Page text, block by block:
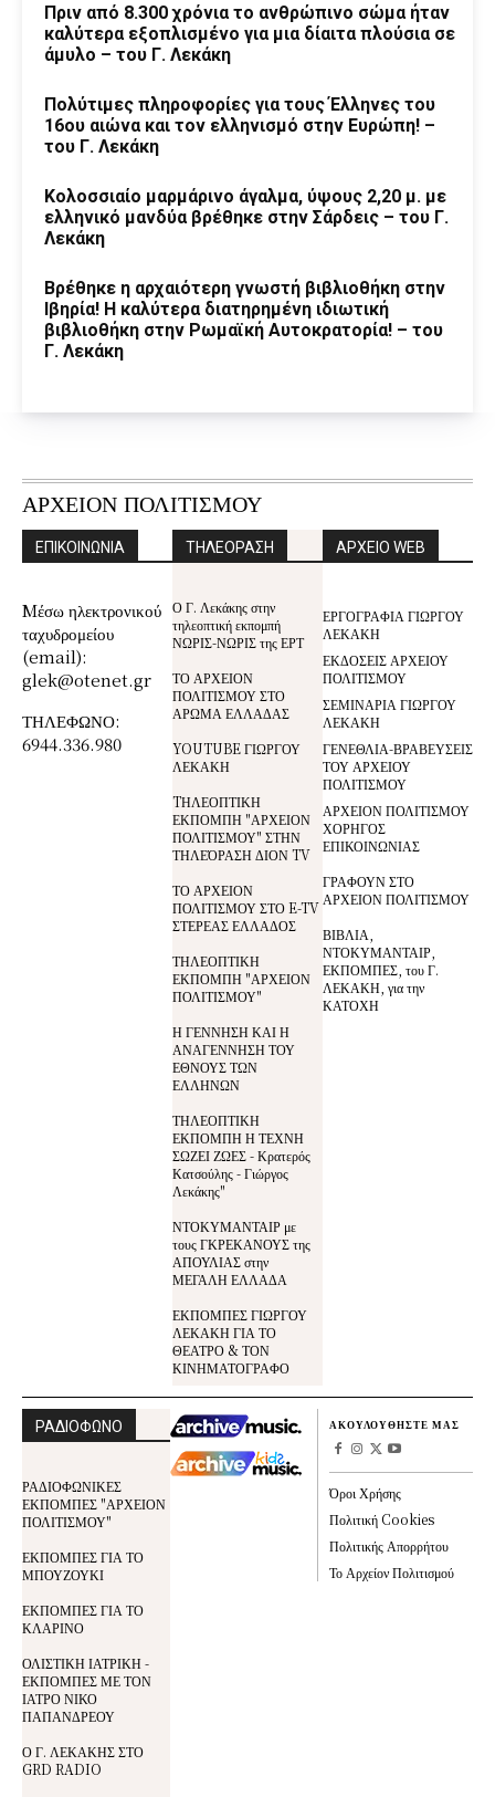
Πριν από 8.300 χρόνια το ανθρώπινο σώμα ήταν
καλύτερα εξοπλισμένο για μια δίαιτα πλούσια σε
άμυλο – του Γ. Λεκάκη
Πολύτιμες πληροφορίες για τους Έλληνες του
16ου αιώνα και τον ελληνισμό στην Ευρώπη! –
του Γ. Λεκάκη
Κολοσσιαίο μαρμάρινο άγαλμα, ύψους 2,20 μ. με
ελληνικό μανδύα βρέθηκε στην Σάρδεις – του Γ.
Λεκάκη
Βρέθηκε η αρχαιότερη γνωστή βιβλιοθήκη στην
Ιβηρία! Η καλύτερα διατηρημένη ιδιωτική
βιβλιοθήκη στην Ρωμαϊκή Αυτοκρατορία! – του
Γ. Λεκάκη
ΑΡΧΕΙΟΝ ΠΟΛΙΤΙΣΜΟΥ
ΕΠΙΚΟΙΝΩΝΙΑ
Mέσω ηλεκτρονικού
ταχυδρομείου
(email):
glek@otenet.gr
ΤΗΛΕΦΩΝΟ:
6944.336.980
ΤΗΛΕΟΡΑΣΗ
Ο Γ. Λεκάκης στην
τηλεοπτική εκπομπή
ΝΩΡΙΣ-ΝΩΡΙΣ της ΕΡΤ
ΤΟ ΑΡΧΕΙΟΝ
ΠΟΛΙΤΙΣΜΟΥ ΣΤΟ
ΑΡΩΜΑ ΕΛΛΑΔΑΣ
YOUTUBE ΓΙΩΡΓΟΥ
ΛΕΚΑΚΗ
TΗΛΕΟΠΤΙΚΗ
ΕΚΠΟΜΠΗ "ΑΡΧΕΙΟΝ
ΠΟΛΙΤΙΣΜΟΥ" ΣΤΗΝ
ΤΗΛΕΌΡΑΣΗ ΔΙΟΝ TV
ΤΟ ΑΡΧΕΙΟΝ
ΠΟΛΙΤΙΣΜΟΥ ΣΤΟ E-TV
ΣΤΕΡΕΑΣ ΕΛΛΑΔΟΣ
ΤΗΛΕΟΠΤΙΚΗ
ΕΚΠΟΜΠΗ "ΑΡΧΕΙΟΝ
ΠΟΛΙΤΙΣΜΟΥ"
Η ΓΕΝΝΗΣΗ ΚΑΙ Η
ΑΝΑΓΕΝΝΗΣΗ ΤΟΥ
ΕΘΝΟΥΣ ΤΩΝ
ΕΛΛΗΝΩΝ
ΤΗΛΕΟΠΤΙΚΗ
ΕΚΠΟΜΠΗ Η ΤΕΧΝΗ
ΣΩΖΕΙ ΖΩΕΣ - Κρατερός
Κατσούλης - Γιώργος
Λεκάκης"
ΝΤΟΚΥΜΑΝΤΑΙΡ με
τους ΓΚΡΕΚΑΝΟΥΣ της
ΑΠΟΥΛΙΑΣ στην
ΜΕΓΑΛΗ ΕΛΛΑΔΑ
ΕΚΠΟΜΠΕΣ ΓΙΩΡΓΟΥ
ΛΕΚΑΚΗ ΓΙΑ ΤΟ
ΘΕΑΤΡΟ & ΤΟΝ
ΚΙΝΗΜΑΤΟΓΡΑΦΟ
ΑΡΧΕΙΟ WEB
ΕΡΓΟΓΡΑΦΙΑ ΓΙΩΡΓΟΥ
ΛΕΚΑΚΗ
ΕΚΔΟΣΕΙΣ ΑΡΧΕΙΟΥ
ΠΟΛΙΤΙΣΜΟΥ
ΣΕΜΙΝΑΡΙΑ ΓΙΩΡΓΟΥ
ΛΕΚΑΚΗ
ΓΕΝΕΘΛΙΑ-ΒΡΑΒΕΥΣΕΙΣ
ΤΟΥ ΑΡΧΕΙΟΥ
ΠΟΛΙΤΙΣΜΟΥ
ΑΡΧΕΙΟΝ ΠΟΛΙΤΙΣΜΟΥ
ΧΟΡΗΓΟΣ
ΕΠΙΚΟΙΝΩΝΙΑΣ
ΓΡΑΦΟΥΝ ΣΤΟ
ΑΡΧΕΙΟΝ ΠΟΛΙΤΙΣΜΟΥ
ΒΙΒΛΙΑ,
ΝΤΟΚΥΜΑΝΤΑΙΡ,
ΕΚΠΟΜΠΕΣ, του Γ.
ΛΕΚΑΚΗ, για την
ΚΑΤΟΧΗ
ΡΑΔΙΟΦΩΝΟ
ΡΑΔΙΟΦΩΝΙΚΕΣ
ΕΚΠΟΜΠΕΣ "ΑΡΧΕΙΟΝ
ΠΟΛΙΤΙΣΜΟΥ"
ΕΚΠΟΜΠΕΣ ΓΙΑ ΤΟ
ΜΠΟΥΖΟΥΚΙ
ΕΚΠΟΜΠΕΣ ΓΙΑ ΤΟ
ΚΛΑΡΙΝΟ
ΟΛΙΣΤΙΚΗ ΙΑΤΡΙΚΗ -
ΕΚΠΟΜΠΕΣ ΜΕ ΤΟΝ
ΙΑΤΡΟ ΝΙΚΟ
ΠΑΠΑΝΔΡΕΟΥ
Ο Γ. ΛΕΚΑΚΗΣ ΣΤΟ
GRD RADIO
ΑΚΟΥΛΟΥΘΗΣΤΕ ΜΑΣ
Όροι Χρήσης
Πολιτική Cookies
Πολιτικής Απορρήτου
Το Αρχείον Πολιτισμού